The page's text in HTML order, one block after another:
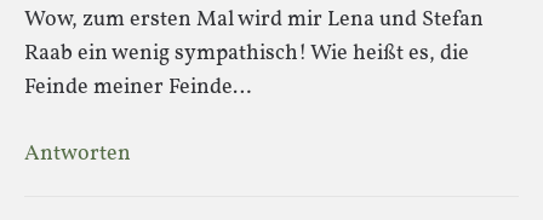
Wow, zum ersten Mal wird mir Lena und Stefan
Raab ein wenig sympathisch! Wie heißt es, die
Feinde meiner Feinde…
Antworten